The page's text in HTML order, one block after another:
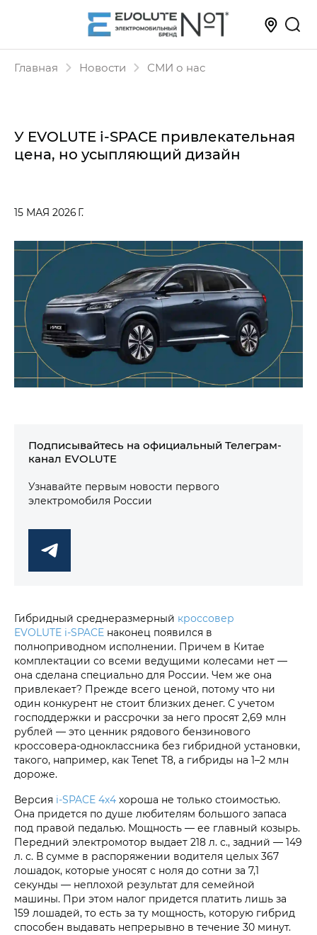
Главная Новости СМИ о нас
У EVOLUTE i‑SPACE привлекательная
цена, но усыпляющий дизайн
15 МАЯ 2026 Г.
Подписывайтесь на официальный Телеграм-
канал EVOLUTE
Узнавайте первым новости первого
электромобиля России
Гибридный среднеразмерный кроссовер
EVOLUTE i‑SPACE наконец появился в
полноприводном исполнении. Причем в Китае
комплектации со всеми ведущими колесами нет —
она сделана специально для России. Чем же она
привлекает? Прежде всего ценой, потому что ни
один конкурент не стоит близких денег. С учетом
господдержки и рассрочки за него просят 2,69 млн
рублей — это ценник рядового бензинового
кроссовера-одноклассника без гибридной установки,
такого, например, как Tenet T8, а гибриды на 1–2 млн
дороже.
Версия i‑SPACE 4х4 хороша не только стоимостью.
Она придется по душе любителям большого запаса
под правой педалью. Мощность — ее главный козырь.
Передний электромотор выдает 218 л. с., задний — 149
л. с. В сумме в распоряжении водителя целых 367
лошадок, которые уносят с ноля до сотни за 7,1
секунды — неплохой результат для семейной
машины. При этом налог придется платить лишь за
159 лошадей, то есть за ту мощность, которую гибрид
способен выдавать непрерывно в течение 30 минут.